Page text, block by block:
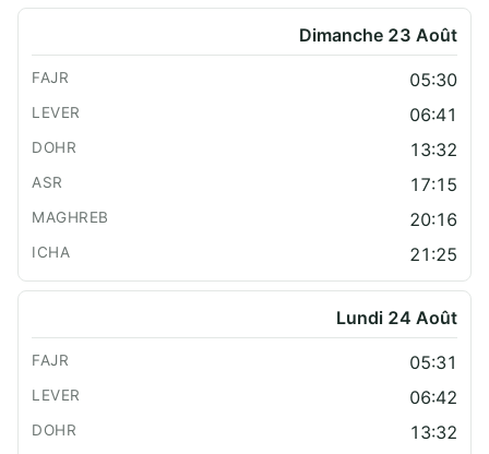
Dimanche 23 Août
05:30
06:41
13:32
17:15
20:16
21:25
Lundi 24 Août
05:31
06:42
13:32